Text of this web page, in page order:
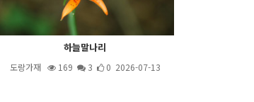
하늘말나리
도랑가재 169 3 0 2026-07-13